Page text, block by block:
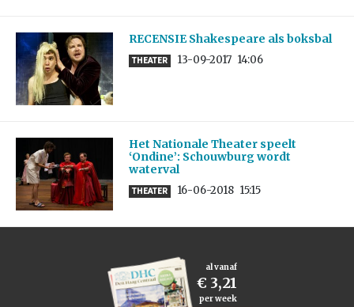
RECENSIE Shakespeare als boksbal
THEATER 13-09-2017 14:06
Het Nationale Theater speelt
‘Ondine’: Schouwburg wordt
waterval
THEATER 16-06-2018 15:15
al vanaf
€ 3,21
per week